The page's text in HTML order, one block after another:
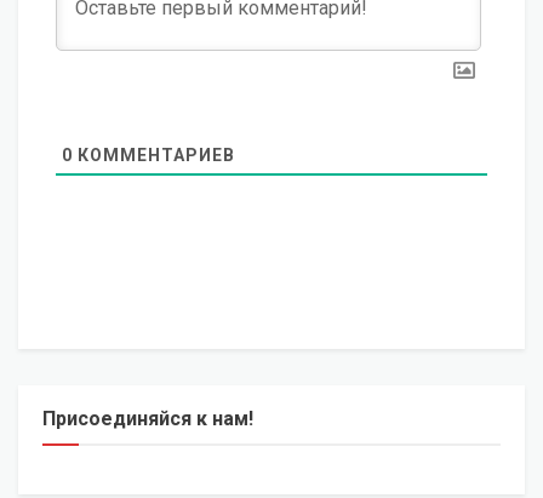
0 КОММЕНТАРИЕВ
Присоединяйся к нам!